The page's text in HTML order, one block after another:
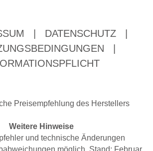
DATENSCHUTZ
Preisempfehlung des Herstellers
Weitere Hinweise
und technische Änderungen